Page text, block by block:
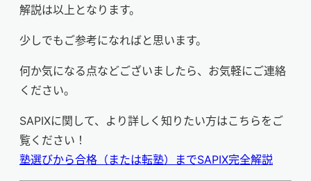
解説は以上となります。
少しでもご参考になればと思います。
何か気になる点などございましたら、お気軽にご連絡
ください。
SAPIXに関して、より詳しく知りたい方はこちらをご
覧ください！
塾選びから合格（または転塾）までSAPIX完全解説